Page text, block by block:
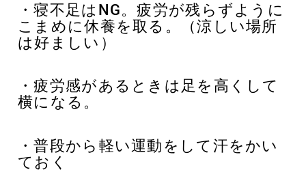
・寝不足はNG。疲労が残らずように
こまめに休養を取る。（涼しい場所
は好ましい）
・疲労感があるときは足を高くして
横になる。
・普段から軽い運動をして汗をかい
ておく